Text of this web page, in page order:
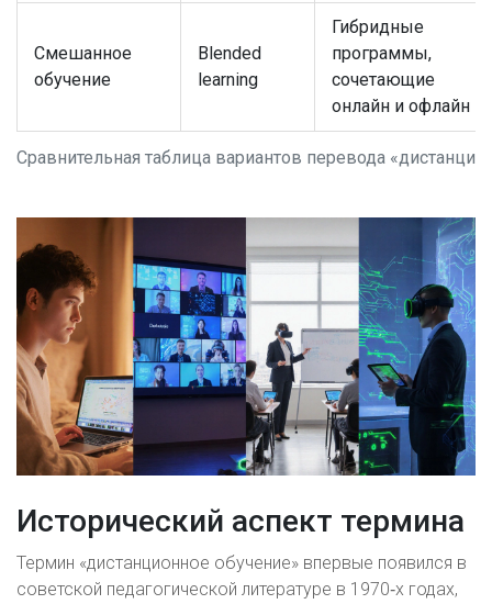
Сравнительная таблица вариантов перевода
Смешанное
обучение
Blended
learning
Гибридные
программы,
сочетающие
онлайн и офлайн
Исторический аспект термина
Термин «дистанционное обучение» впервые появился в
советской педагогической литературе в 1970‑х годах,